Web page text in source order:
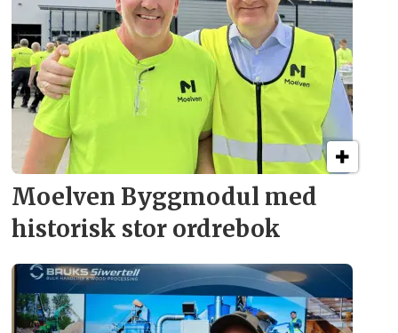
Moelven Byggmodul med
historisk stor ordrebok